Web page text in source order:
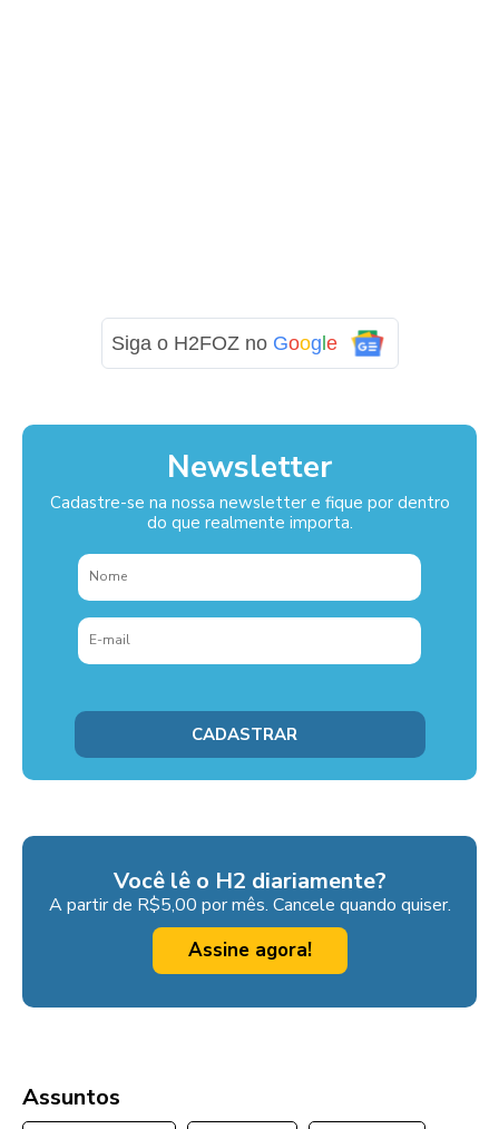
Siga o H2FOZ no Goog e
Newsletter
Cadastre-se na nossa newsletter e fique por dentro
do que realmente importa.
Você lê o H2 diariamente?
A partir de R$5,00 por mês. Cancele quando quiser.
Assine agora!
Assuntos